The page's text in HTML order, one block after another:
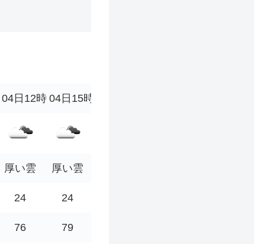
04日12時 04日15時
厚い雲 厚い雲
24 24
76 79